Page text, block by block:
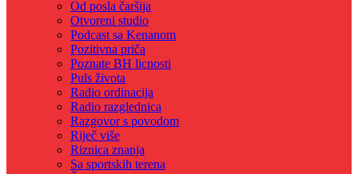
Od posla čaršija
Otvoreni studio
Podcast sa Kenanom
Pozitivna priča
Poznate BH licnosti
Puls života
Radio ordinacija
Radio razglednica
Razgovor s povodom
Riječ više
Riznica znanja
Sa sportskih terena